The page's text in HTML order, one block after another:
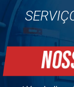
rapidamente.
portugal
contactam
profissionais de
Desentupidora
na manutenção
higiénicos, e